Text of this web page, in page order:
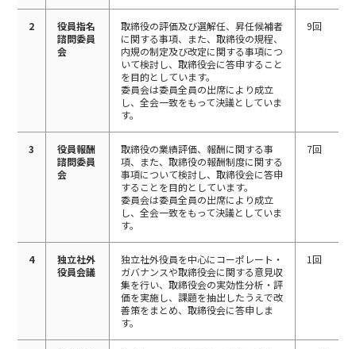
2
役員指名
諮問委員
会
取締役の評価及び選解任、昇任候補者
に関する事項、また、取締役の規程、
内規の制定及び改定に関する事項につ
いて検討し、取締役会に答申すること
を目的としています。
委員会は委員全員の出席により成立
し、全会一致をもって決議としていま
す。
9回
3
役員報酬
諮問委員
会
取締役の業績評価、報酬に関する事
項、また、取締役の報酬制度に関する
事項について検討し、取締役会に答申
することを目的としています。
委員会は委員全員の出席により成立
し、全会一致をもって決議としていま
す。
7回
4
独立社外
役員会議
独立社外役員を中心にコーポレート・
ガバナンスや取締役会に関する意見収
集を行い、取締役会の実効性分析・評
価を実施し、課題を抽出したうえで改
善策をまとめ、取締役会に答申しま
す。
1回